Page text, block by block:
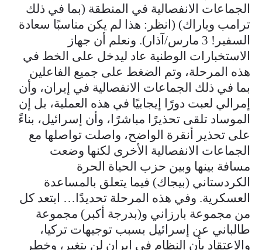
الجماعات الانفصالية في المنطقة (بما في ذلك
ترامب وباراك) (انظر: هذا لم يكن مناسبًا سعادة
السفير! 3 مارس/آذار). ونعلم أن جهاز
الاستخبارات الوطنية عاد ليدخل على الخط في
هذه المرحلة، وتم الضغط على جميع الفاعلين
بما في ذلك الجماعات الانفصالية في إيران، وأن
إمرالي لعبت دورًا إيجابيًا في هذه العملية، بل إن
الموساد تلقى تحذيرًا مباشرًا، وأن إسرائيل، بناءً
على تحذير أنقرة الواضح، واصلت تواصلها مع
الجماعات الانفصالية الأخرى لكنها وضعت
مسافة بينها وبين حزب الحياة الحرة
الكردستاني (بيجاك) فيما يتعلق بالمساعدة
العسكرية. وفي هذه المرحلة تحديدًا… ابتعد كل
من مجموعة بارزاني و(بدرجة أكبر) مجموعة
طالباني عن إسرائيل بسبب توجيهات تركيا،
والاعتقاد بأن النظام في إيران لن يتغير، وخطر